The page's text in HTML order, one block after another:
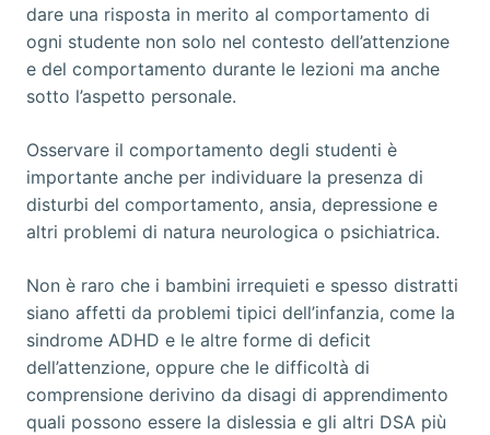
dare una risposta in merito al comportamento di
ogni studente non solo nel contesto dell’attenzione
e del comportamento durante le lezioni ma anche
sotto l’aspetto personale.
Osservare il comportamento degli studenti è
importante anche per individuare la presenza di
disturbi del comportamento, ansia, depressione e
altri problemi di natura neurologica o psichiatrica.
Non è raro che i bambini irrequieti e spesso distratti
siano affetti da problemi tipici dell’infanzia, come la
sindrome ADHD e le altre forme di deficit
dell’attenzione, oppure che le difficoltà di
comprensione derivino da disagi di apprendimento
quali possono essere la dislessia e gli altri DSA più